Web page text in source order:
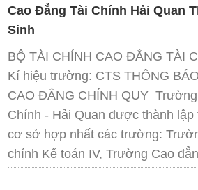
Cao Đẳng Tài Chính Hải Quan
Sinh
BỘ TÀI CHÍNH CAO ĐẲNG TÀI
Kí hiệu trường: CTS THÔNG
CAO ĐẲNG CHÍNH QUY
Chính - Hải Quan được thành lập
cơ sở hợp nhất các trường:
chính Kế toán IV, Trường Cao